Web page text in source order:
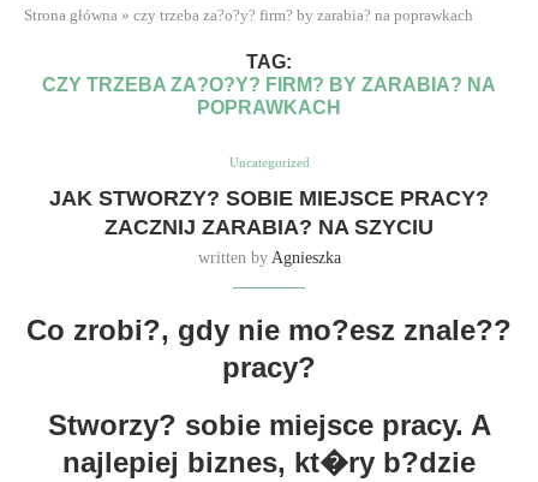
Strona główna » czy trzeba za?o?y? firm? by zarabia? na poprawkach
TAG:
CZY TRZEBA ZA?O?Y? FIRM? BY ZARABIA? NA
POPRAWKACH
Uncategorized
JAK STWORZY? SOBIE MIEJSCE PRACY?
ZACZNIJ ZARABIA? NA SZYCIU
written by Agnieszka
Co zrobi?, gdy nie mo?esz znale??
pracy?
Stworzy? sobie miejsce pracy. A
najlepiej biznes, kt�ry b?dzie